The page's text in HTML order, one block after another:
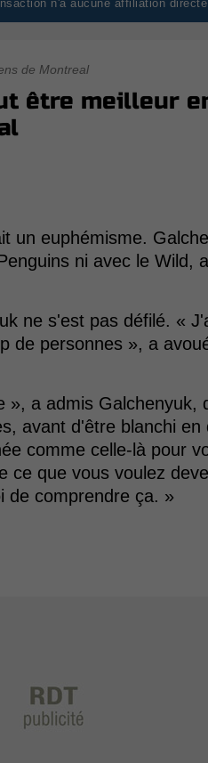
n'a aucune affiliation
de Montreal
être meilleur
un euphémisme.
ni avec le Wild,
ne s'est pas défilé. «
de personnes », a
», a admis Galchenyuk,
avant d'être blanchi
comme celle-là pour
ce que vous voulez
de comprendre ça. »